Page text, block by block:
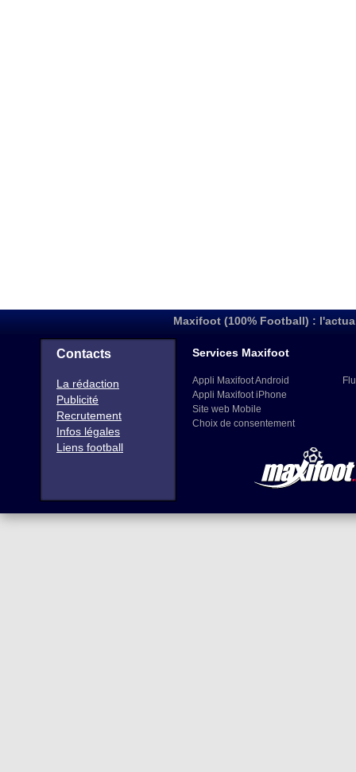
Maxifoot (100% Football) :
Contacts
La rédaction
Publicité
Recrutement
Infos légales
Liens football
Services Maxifoot
Appli Maxifoot Android
Appli Maxifoot iPhone
Site web Mobile
Choix de consentement